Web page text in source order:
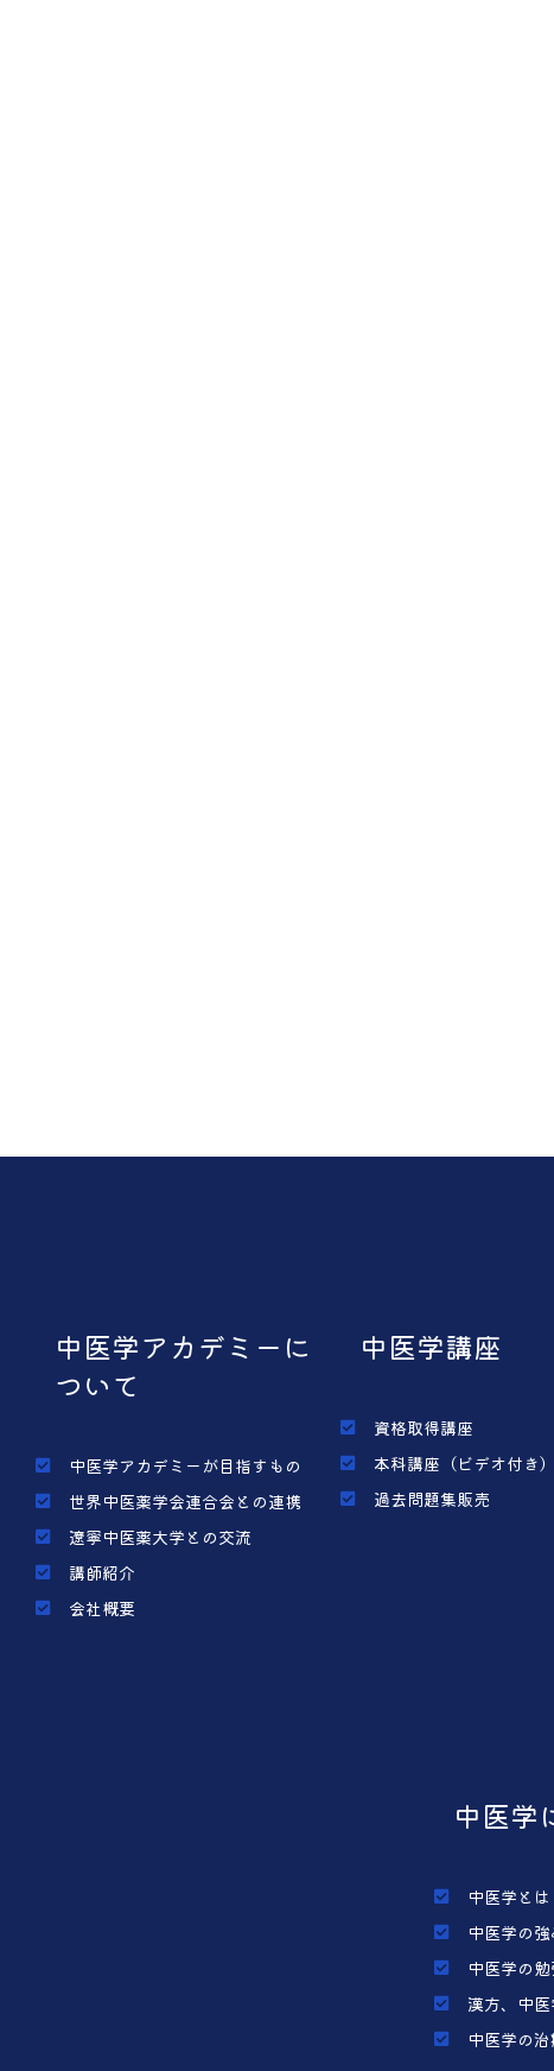
中医学アカデミーに
ついて
中医学アカデミーが目指すもの
世界中医薬学会連合会との連携
遼寧中医薬大学との交流
講師紹介
会社概要
中医学講座
資格取得講座
本科講座（ビデオ付き）
過去問題集販売
中医学
中医学とは
中医学の強
中医学の
漢方、中
中医学の